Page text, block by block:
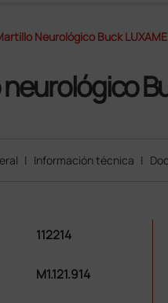
Neurológico Buck
| Información técnica |
112214
M1.121.914